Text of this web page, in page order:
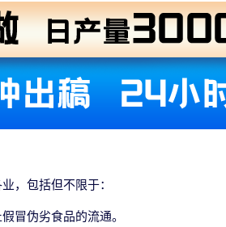
，包括但不限于：
冒伪劣食品的流通。